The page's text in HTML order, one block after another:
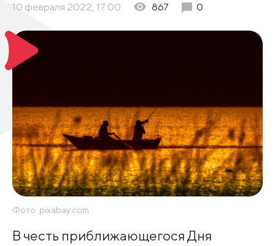
10 февраля 2022, 17:00 867 0
Фото: pixabay.com
В честь приближающегося Дня